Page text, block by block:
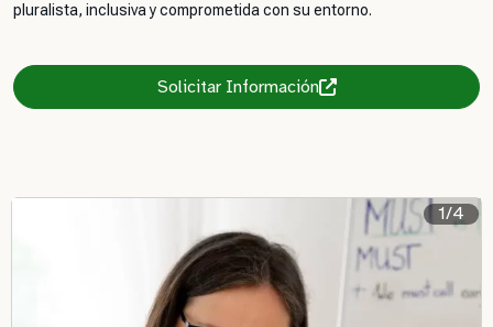
pluralista, inclusiva y comprometida con su entorno.
Solicitar Información
1/4